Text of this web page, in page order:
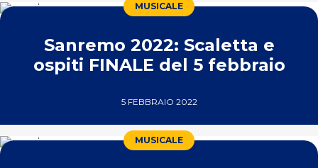
MUSICALE
Sanremo 2022: Scaletta e
ospiti FINALE del 5 febbraio
5 FEBBRAIO 2022
MUSICALE